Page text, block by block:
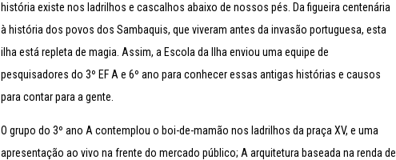
história existe nos ladrilhos e cascalhos abaixo de nossos pés. Da figueira centenária
à história dos povos dos Sambaquis, que viveram antes da invasão portuguesa, esta
ilha está repleta de magia. Assim, a Escola da Ilha enviou uma equipe de
pesquisadores do 3º EF A e 6º ano para conhecer essas antigas histórias e causos
para contar para a gente.
O grupo do 3º ano A contemplou o boi-de-mamão nos ladrilhos da praça XV, e uma
apresentação ao vivo na frente do mercado público; A arquitetura baseada na renda de